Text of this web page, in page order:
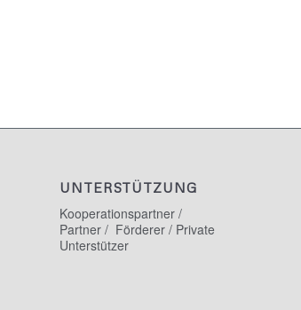
UNTERSTÜTZUNG
Kooperationspartner /
Partner / Förderer / Private
Unterstützer